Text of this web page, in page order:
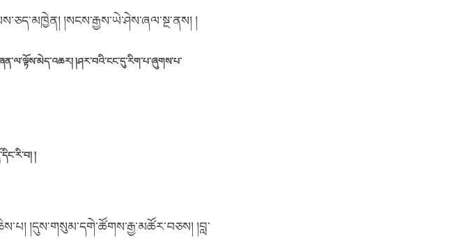
།སངས་རྒྱས་ཡེ་ཤེས་ཞལ་སྔ་ནས། །
།ཤར་བའི་ངང་དུ་རིག་པ་ཞུགས་པ་
།
།དུས་གསུམ་དགེ་ཚོགས་རྒྱ་མཚོར་བཅས། །བླ་